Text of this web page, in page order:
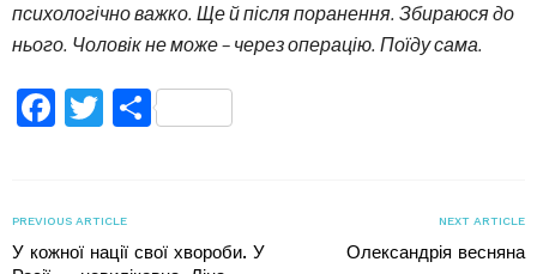
психологічно важко. Ще й після поранення. Збираюся до
нього. Чоловік не може – через операцію. Поїду сама.
Facebook
TwitterПоділитися
PREVIOUS ARTICLE
У кожної нації свої хвороби. У
NEXT ARTICLE
Олександрія весняна